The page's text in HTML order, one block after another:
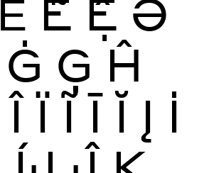
Ể Ễ Ệ Ə
Ġ Ģ Ĥ
Î Ï Ĩ Ī Ĭ Į İ